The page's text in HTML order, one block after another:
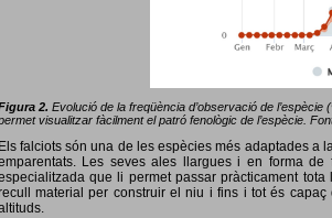
2. Evolució de la freqüència d’observació de l’espècie
visualitzar fàcilment el patró fenològic de l’espècie.
Els falciots són una de les espècies més adaptades a
Les seves ales llargues i en forma
que li permet passar pràcticament
material per construir el niu i fins i tot és